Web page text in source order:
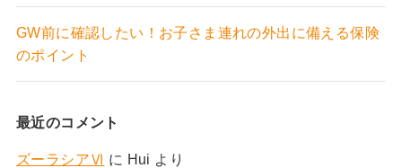
GW前に確認したい！お子さま連れの外出に備える保険
のポイント
最近のコメント
ズーラシアⅥ に Hui より